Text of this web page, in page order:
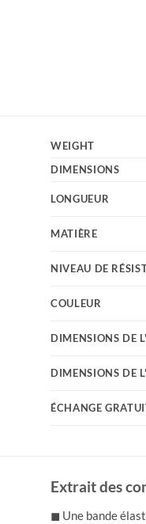
WEIGHT
DIMENSIONS
LONGUEUR
MATIÈRE
NIVEAU DE
COULEUR
DIMENSIONS DE
DIMENSIONS DE
ÉCHANGE
Extrait des
◼ Une bande